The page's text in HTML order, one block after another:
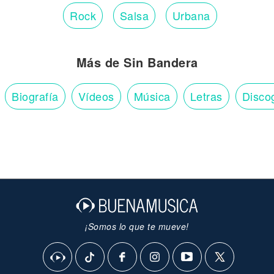
Rock Salsa Urbana
Más de Sin Bandera
Biografía Vídeos Música Letras
¡Somos lo que te mueve!